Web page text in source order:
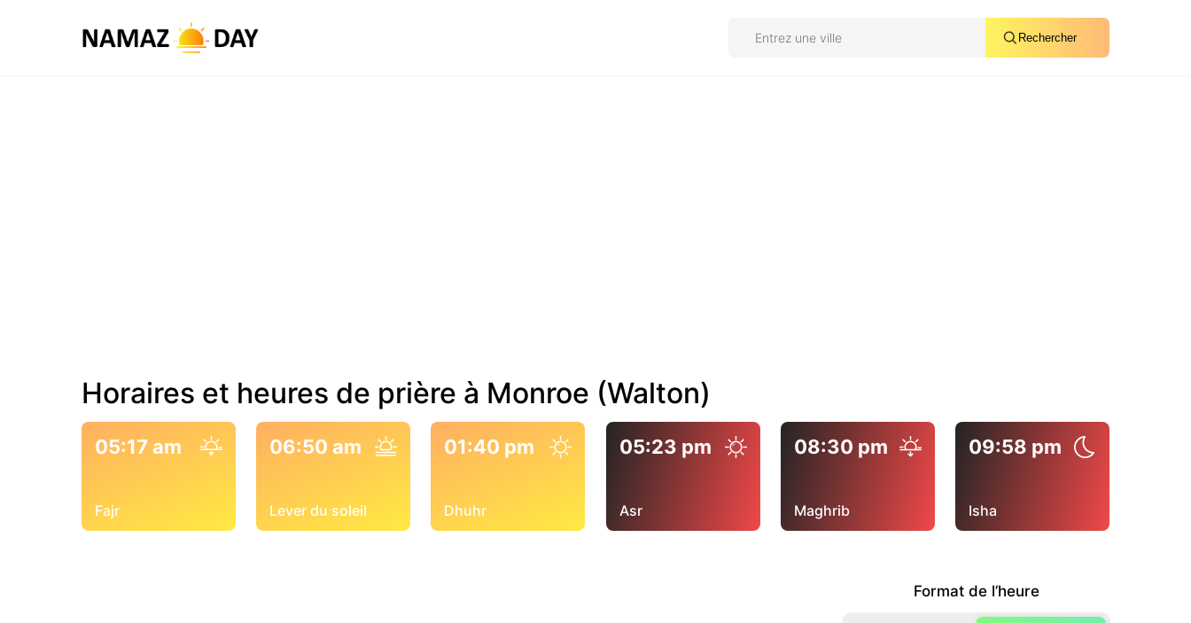
Rechercher
Horaires et heures de prière à Monroe (Walton)
05:17 am
Fajr
06:50 am
Lever du soleil
01:40 pm
Dhuhr
05:23 pm
Asr
08:30 pm
Maghrib
09:58 pm
Isha
Format de l’heure